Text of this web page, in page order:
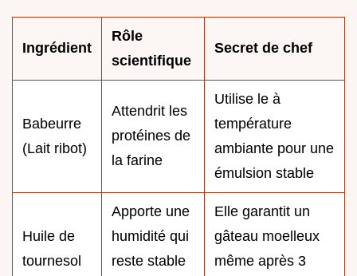
Ingrédient
Rôle
scientifique
Secret de chef
Babeurre
(Lait ribot)
Attendrit les
protéines de
la farine
Utilise le à
température
ambiante pour une
émulsion stable
Huile de
tournesol
Apporte une
humidité qui
reste stable
Elle garantit un
gâteau moelleux
même après 3